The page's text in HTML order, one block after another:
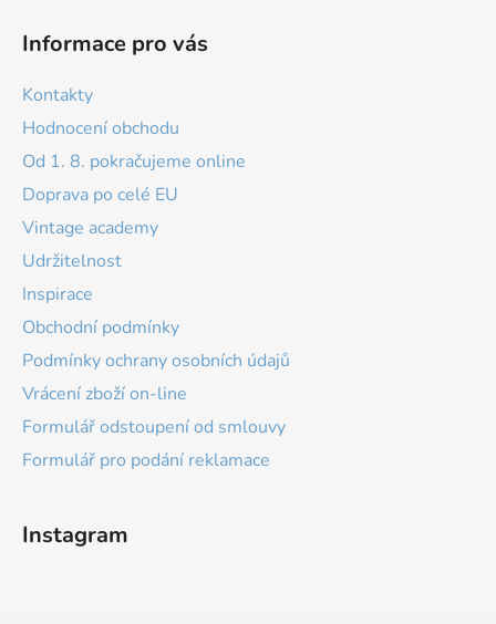
Informace pro vás
Kontakty
Hodnocení obchodu
Od 1. 8. pokračujeme online
Doprava po celé EU
Vintage academy
Udržitelnost
Inspirace
Obchodní podmínky
Podmínky ochrany osobních údajů
Vrácení zboží on-line
Formulář odstoupení od smlouvy
Formulář pro podání reklamace
Instagram